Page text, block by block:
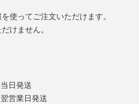
使ってご注文いただけます。
けません。
日発送
営業日発送